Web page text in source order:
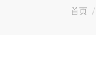
您在
首页